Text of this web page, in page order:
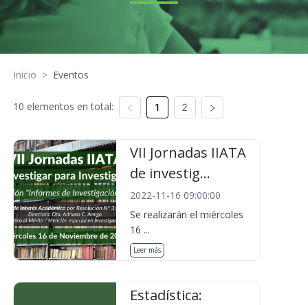
Inicio > Eventos
10 elementos en total: 1 2
VII Jornadas IIATA
de investig...
2022-11-16 09:00:00
Se realizarán el miércoles
16 ...
Leer más
Estadística: